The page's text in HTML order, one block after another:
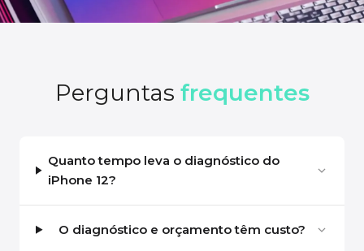
Perguntas frequentes
Quanto tempo leva o diagnóstico do
iPhone 12?
O diagnóstico e orçamento têm custo?